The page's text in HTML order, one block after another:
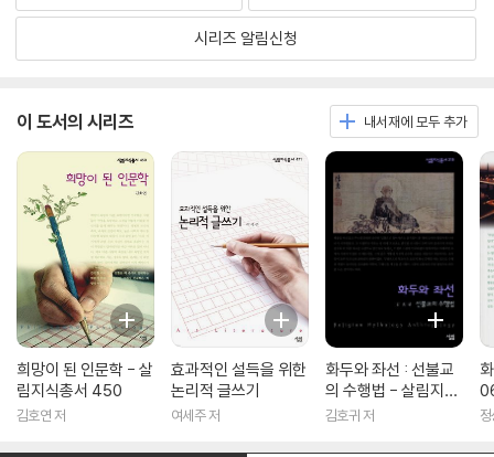
시리즈 알림신청
이 도서의 시리즈 내서재에 모두 추가
희망이 된 인문학 - 살
림지식총서 450
김호연 저
효과적인 설득을 위한
논리적 글쓰기
여세주 저
화두와 좌선 : 선불교
의 수행법 - 살림지식
총서 316
김호귀 저